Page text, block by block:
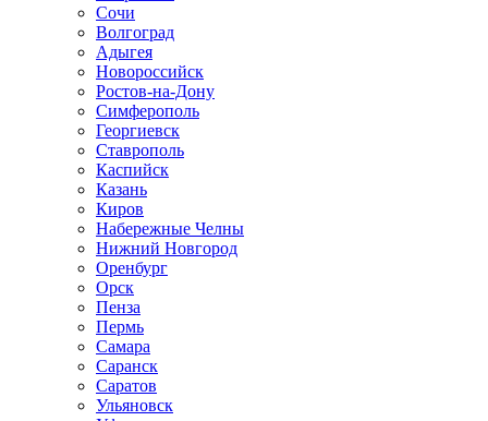
Сочи
Волгоград
Адыгея
Новороссийск
Ростов-на-Дону
Симферополь
Георгиевск
Ставрополь
Каспийск
Казань
Киров
Набережные Челны
Нижний Новгород
Оренбург
Орск
Пенза
Пермь
Самара
Саранск
Саратов
Ульяновск